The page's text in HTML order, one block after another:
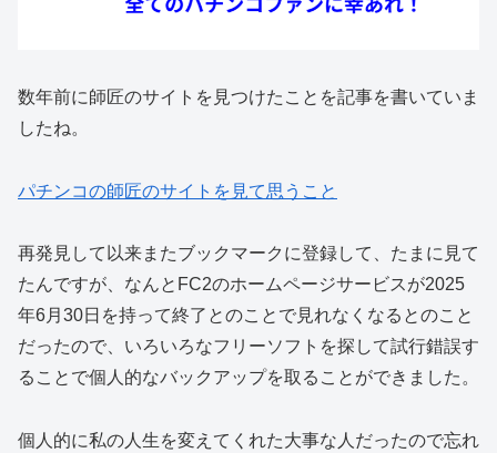
数年前に師匠のサイトを見つけたことを記事を書いていま
したね。
パチンコの師匠のサイトを見て思うこと
再発見して以来またブックマークに登録して、たまに見て
たんですが、なんとFC2のホームページサービスが2025
年6月30日を持って終了とのことで見れなくなるとのこと
だったので、いろいろなフリーソフトを探して試行錯誤す
ることで個人的なバックアップを取ることができました。
個人的に私の人生を変えてくれた大事な人だったので忘れ